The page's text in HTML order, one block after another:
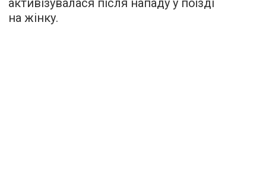
активізувалася після нападу у поїзді
на жінку.